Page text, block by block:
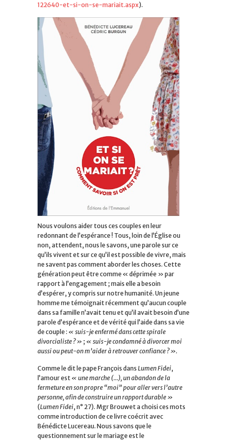
122640-et-si-on-se-mariait.aspx).
Nous voulons aider tous ces couples en leur
redonnant de l’espérance ! Tous, loin de l’Église ou
non, attendent, nous le savons, une parole sur ce
qu’ils vivent et sur ce qu’il est possible de vivre, mais
ne savent pas comment aborder les choses. Cette
génération peut être comme « déprimée » par
rapport à l’engagement ; mais elle a besoin
d’espérer, y compris sur notre humanité. Un jeune
homme me témoignait récemment qu’aucun couple
dans sa famille n’avait tenu et qu’il avait besoin d’une
parole d’espérance et de vérité qui l’aide dans sa vie
de couple : « suis-je enfermé dans cette spirale
divorcialiste ? » ; « suis-je condamné à divorcer moi
aussi ou peut-on m’aider à retrouver confiance ? ».
Comme le dit le pape François dans Lumen Fidei,
l’amour est « une marche (…), un abandon de la
fermeture en son propre “moi” pour aller vers l’autre
personne, afin de construire un rapport durable »
(Lumen Fidei, n° 27). Mgr Brouwet a choisi ces mots
comme introduction de ce livre coécrit avec
Bénédicte Lucereau. Nous savons que le
questionnement sur le mariage est le